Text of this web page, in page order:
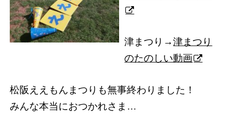
津まつり→津まつり
のたのしい動画
松阪ええもんまつりも無事終わりました！
みんな本当におつかれさま…